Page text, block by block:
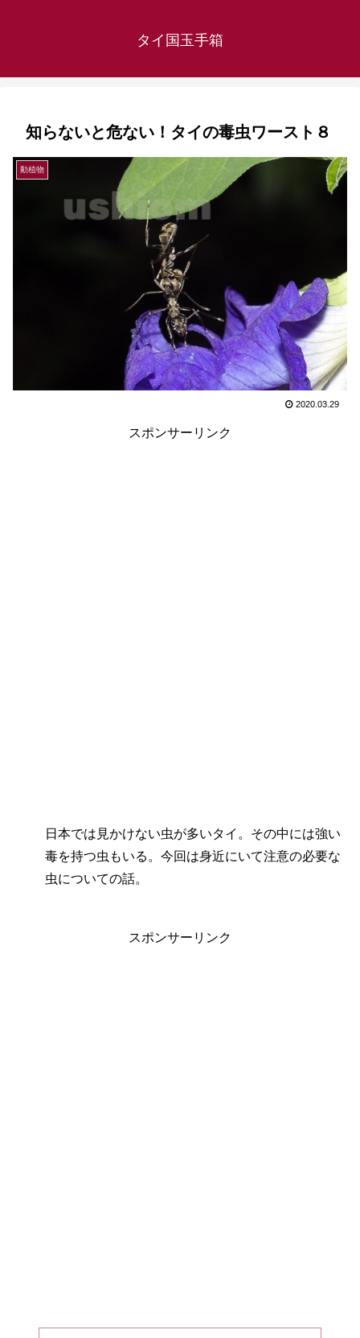
タイ国玉手箱
知らないと危ない！タイの毒虫ワースト８
動植物
2020.03.29
スポンサーリンク
日本では見かけない虫が多いタイ。その中には強い
毒を持つ虫もいる。今回は身近にいて注意の必要な
虫についての話。
スポンサーリンク